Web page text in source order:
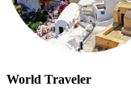
World Traveler